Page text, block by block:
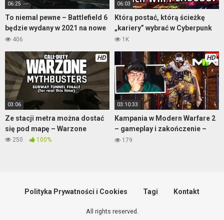
06:25
To niemal pewne – Battlefield 6
będzie wydany w 2021 na nowe
konsole!
406
06:03
Którą postać, którą ścieżkę
„kariery” wybrać w Cyberpunk
2077?
1K
HD
03:06
Ze stacji metra można dostać
się pod mapę – Warzone
250 100%
HD
03:10:33
Kampania w Modern Warfare 2
– gameplay i zakończenie –
część 2
179
Polityka Prywatności i Cookies Tagi Kontakt
All rights reserved.